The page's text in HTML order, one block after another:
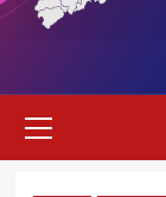
primario